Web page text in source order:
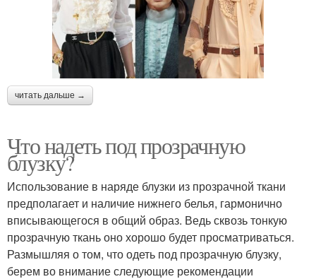
читать дальше →
Что надеть под прозрачную
блузку?
Использование в наряде блузки из прозрачной ткани
предполагает и наличие нижнего белья, гармонично
вписывающегося в общий образ. Ведь сквозь тонкую
прозрачную ткань оно хорошо будет просматриваться.
Размышляя о том, что одеть под прозрачную блузку,
берем во внимание следующие рекомендации